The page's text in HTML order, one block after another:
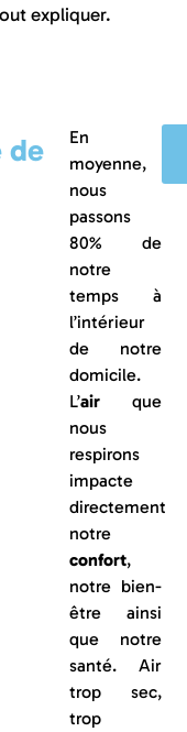
expliquer.
de
En
moyenne,
nous
passons
80% de
notre
temps à
l’intérieur
de notre
domicile.
L’air que
nous
respirons
impacte
directement
notre
confort,
notre bien-
être ainsi
que notre
santé. Air
trop sec,
trop